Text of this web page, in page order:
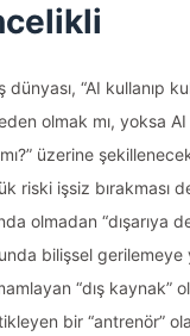
dünyası, “AI kullanıp
eden olmak mı, yoksa
üzerine
riski işsiz bırakması
olmadan “dışarıya
bilişsel gerilemeye
“dış kaynak”
bir “antrenör”